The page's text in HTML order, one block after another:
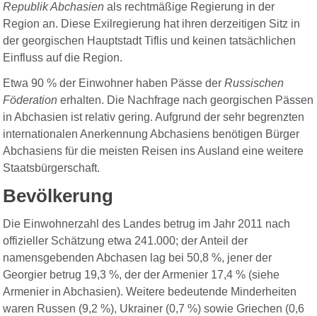
Republik Abchasienals rechtmäßige Regierung in der
Region an. Diese Exilregierung hat ihren derzeitigen Sitz in
der georgischen HauptstadtTiflis und keinen tatsächlichen
Einfluss auf die Region.
Etwa 90 % der Einwohner haben Pässe derRussischen
Föderationerhalten. Die Nachfrage nach georgischen Pässen
in Abchasien ist relativ gering. Aufgrund der sehr begrenzten
internationalen Anerkennung Abchasiens benötigen Bürger
Abchasiens für die meisten Reisen ins Ausland eine weitere
Staatsbürgerschaft.
Bevölkerung
Die Einwohnerzahl des Landes betrug im Jahr 2011 nach
offizieller Schätzung etwa 241.000; der Anteil der
namensgebenden Abchasen lag bei 50,8 %, jener der
Georgier betrug 19,3 %, der der Armenier 17,4 % (siehe
Armenier in Abchasien). Weitere bedeutende Minderheiten
waren Russen (9,2 %), Ukrainer (0,7 %) sowie Griechen (0,6